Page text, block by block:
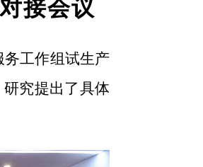
接会议
工作组试生产
究提出了具体